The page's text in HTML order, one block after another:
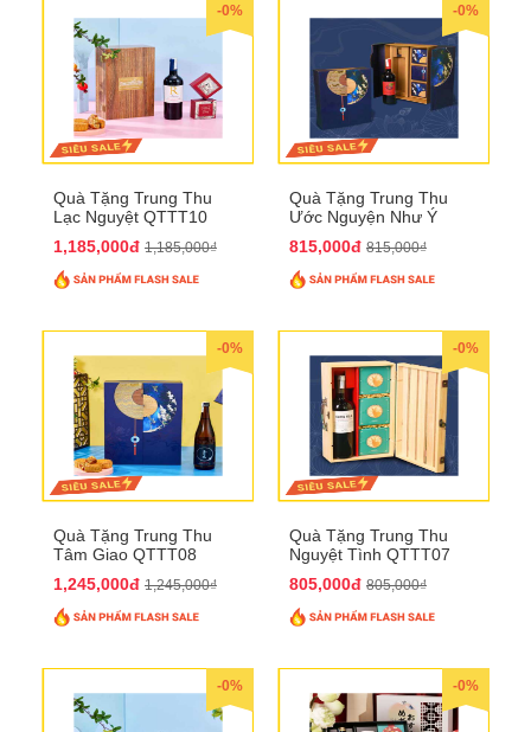
-0%
Quà Tặng Trung Thu
Lạc Nguyệt QTTT10
1,185,000đ 1,185,000₫
-0%
Quà Tặng Trung Thu
Ước Nguyện Như Ý
815,000đ 815,000₫
-0%
Quà Tặng Trung Thu
Tâm Giao QTTT08
1,245,000đ 1,245,000₫
-0%
Quà Tặng Trung Thu
Nguyệt Tình QTTT07
805,000đ 805,000₫
-0% -0%